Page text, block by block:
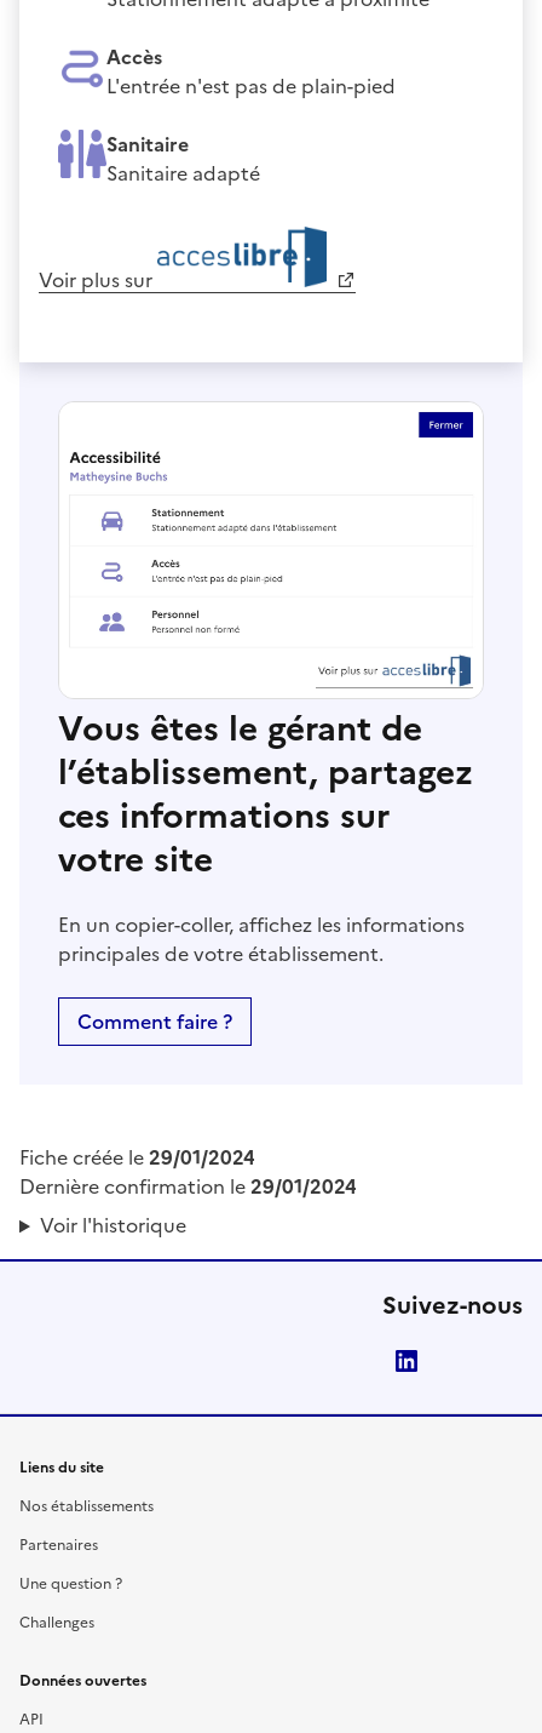
Accès
L'entrée n'est pas de plain-pied
Sanitaire
Sanitaire adapté
Voir plus sur
Vous êtes le gérant de
l’établissement, partagez
ces informations sur
votre site
En un copier-coller, affichez les informations
principales de votre établissement.
Comment faire ?
Fiche créée le29/01/2024
Dernière confirmation le29/01/2024
Voir l'historique
Suivez-nous
Liens du site
Nos établissements
Partenaires
Une question ?
Challenges
Données ouvertes
API